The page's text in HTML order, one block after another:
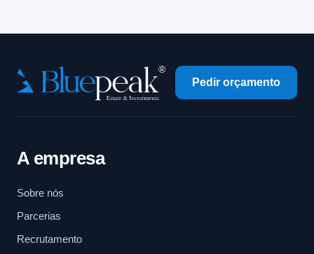
Pedir orçamento
A empresa
Sobre nós
Parcerias
Recrutamento